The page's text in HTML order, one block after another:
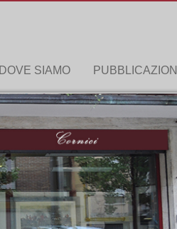
DOVE SIAMO PUBBLICAZIONI